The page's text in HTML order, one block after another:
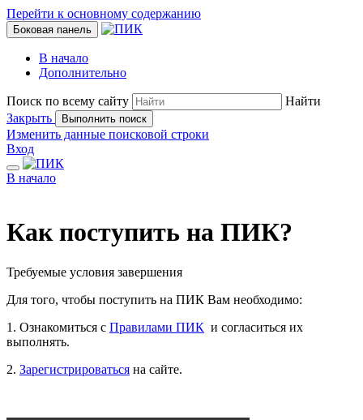
Перейти к основному содержанию
Боковая панель
В начало
Дополнительно
Поиск по всему сайту
Найти
Закрыть
Выполнить поиск
Изменить данные поисковой строки
Вход
В начало
Как поступить на ПИК?
Требуемые условия завершения
Для того, чтобы поступить на ПИК Вам необходимо:
1. Ознакомиться с Правилами ПИК и согласиться их
выполнять.
2. Зарегистрироваться на сайте.